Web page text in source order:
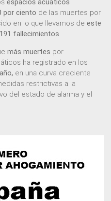
por ciento de las muertes por
en lo que llevamos de este
191 fallecimientos
más muertes por
ha registrado en los
en una curva creciente
restrictivas a la
del estado de alarma y el